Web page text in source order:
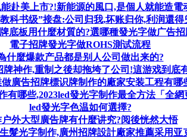
赴美上市?!新能源的風口,是個人就能造電
科书级”接盘:公司归我,坏账归你,利润還得
底板用什麼材質的?選哪種發光字做广告招
電子招牌發光字做ROHS測试流程
什麼爆款产品都是别人公司做出来的?
牌神作,重制之後却拖垮了公司!這游戏到底
廣告招牌標识牌制作的廠家安装工程有哪
有哪些,2023led發光字制作最全方法「全網
led發光字色温如何選擇?
外大型廣告牌有什麼讲究?阅後恍然大悟
髮光字制作,廣州招牌設計廠家推薦采用亚